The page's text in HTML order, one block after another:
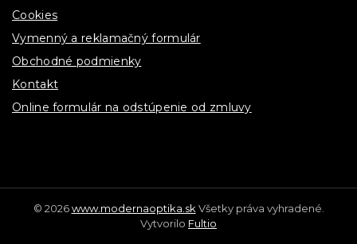
Cookies
Vymenný a reklamačný formulár
Obchodné podmienky
Kontakt
Online formulár na odstúpenie od zmluvy
© 2026www.modernaoptika.sk Všetky práva vyhradené.
Vytvorilo Fultio